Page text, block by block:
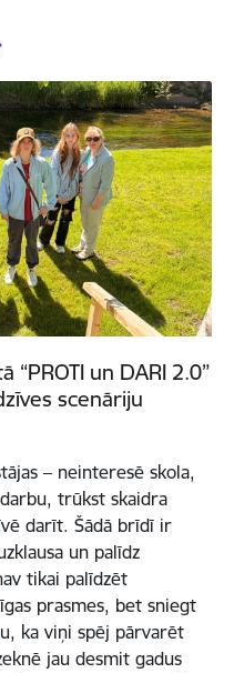
un DARI 2.0”
scenāriju
– neinteresē skola,
trūkst skaidra
darīt. Šādā brīdī ir
un palīdz
tikai palīdzēt
prasmes, bet sniegt
ka viņi spēj pārvarēt
jau desmit gadus